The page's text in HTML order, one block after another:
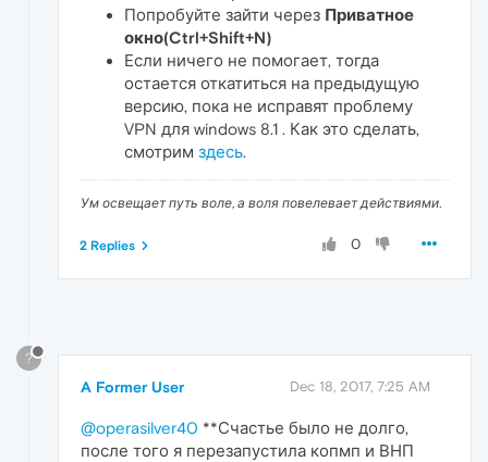
Попробуйте зайти через Приватное
окно(Ctrl+Shift+N)
Если ничего не помогает, тогда
остается откатиться на предыдущую
версию, пока не исправят проблему
VPN для windows 8.1 . Как это сделать,
смотрим здесь.
Ум освещает путь воле, а воля повелевает действиями.
0
2 Replies
?
A Former User Dec 18, 2017, 7:25 AM
@operasilver40 **Счастье было не долго,
после того я перезапустила копмп и ВНП